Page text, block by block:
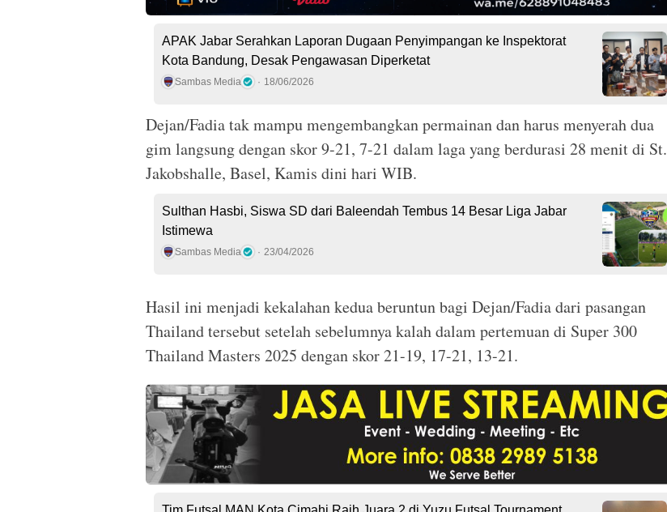
APAK Jabar Serahkan Laporan Dugaan Penyimpangan ke Inspektorat
Kota Bandung, Desak Pengawasan Diperketat
Sambas Media 18/06/2026
Dejan/Fadia tak mampu mengembangkan permainan dan harus menyerah dua
gim langsung dengan skor 9-21, 7-21 dalam laga yang berdurasi 28 menit di St.
Jakobshalle, Basel, Kamis dini hari WIB.
Sulthan Hasbi, Siswa SD dari Baleendah Tembus 14 Besar Liga Jabar
Istimewa
Sambas Media 23/04/2026
Hasil ini menjadi kekalahan kedua beruntun bagi Dejan/Fadia dari pasangan
Thailand tersebut setelah sebelumnya kalah dalam pertemuan di Super 300
Thailand Masters 2025 dengan skor 21-19, 17-21, 13-21.